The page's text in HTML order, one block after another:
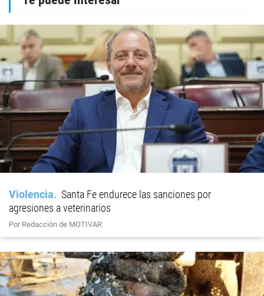
Violencia
Santa Fe endurece las sanciones por
agresiones a veterinarios
Por Redacción de MOTIVAR